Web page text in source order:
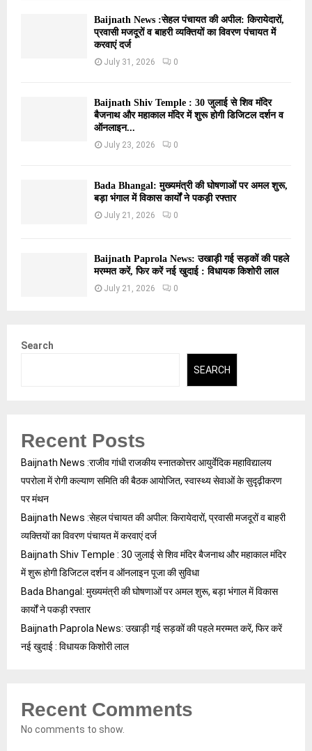
Baijnath News :सेहल पंचायत की अपील: किरायेदारों,
प्रवासी मजदूरों व बाहरी व्यक्तियों का विवरण पंचायत में
करवाएं दर्ज
July 31, 2026 0
Baijnath Shiv Temple : 30 जुलाई से शिव मंदिर
बैजनाथ और महाकाल मंदिर में शुरू होगी डिजिटल दर्शन व
ऑनलाइन...
July 23, 2026 0
Bada Bhangal: मुख्यमंत्री की घोषणाओं पर अमल शुरू,
बड़ा भंगाल में विकास कार्यों ने पकड़ी रफ्तार
July 21, 2026 0
Baijnath Paprola News: उखाड़ी गई सड़कों की पहले
मरम्मत करें, फिर करें नई खुदाई : विधायक किशोरी लाल
July 21, 2026 0
Search
SEARCH
Recent Posts
Baijnath News :राजीव गांधी राजकीय स्नातकोत्तर आयुर्वेदिक महाविद्यालय
पपरोला में रोगी कल्याण समिति की बैठक आयोजित, स्वास्थ्य सेवाओं के सुदृढ़ीकरण
पर मंथन
Baijnath News :सेहल पंचायत की अपील: किरायेदारों, प्रवासी मजदूरों व बाहरी
व्यक्तियों का विवरण पंचायत में करवाएं दर्ज
Baijnath Shiv Temple : 30 जुलाई से शिव मंदिर बैजनाथ और महाकाल मंदिर
में शुरू होगी डिजिटल दर्शन व ऑनलाइन पूजा की सुविधा
Bada Bhangal: मुख्यमंत्री की घोषणाओं पर अमल शुरू, बड़ा भंगाल में विकास
कार्यों ने पकड़ी रफ्तार
Baijnath Paprola News: उखाड़ी गई सड़कों की पहले मरम्मत करें, फिर करें
नई खुदाई : विधायक किशोरी लाल
Recent Comments
No comments to show.